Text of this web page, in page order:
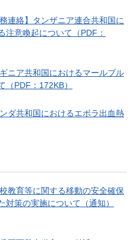
連絡】タンザニア連合共和国に
注意喚起について（PDF：
ニア共和国におけるマールブル
（PDF：172KB）
ダ共和国におけるエボラ出血熱
教育等に関する移動の安全確保
策の実施について（通知）